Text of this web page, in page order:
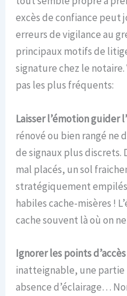
excès de confiance peut
erreurs de vigilance au
principaux motifs de
signature chez le
pas les plus fréquents:
Laisser l’émotion guider
rénové ou bien rangé ne
de signaux plus discrets.
mal placés, un sol
stratégiquement
habiles cache-misères !
cache souvent là où on
Ignorer les points
inatteignable, une partie
absence d’éclairage…